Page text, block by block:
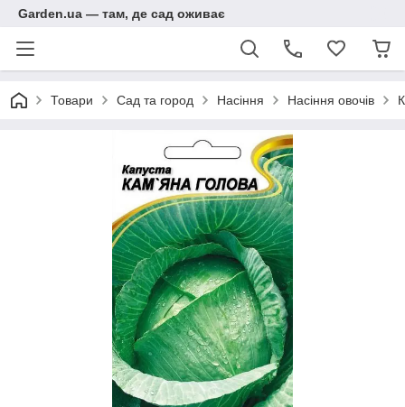
Garden.ua — там, де сад оживає
Товари Сад та город Насіння Насіння овочів